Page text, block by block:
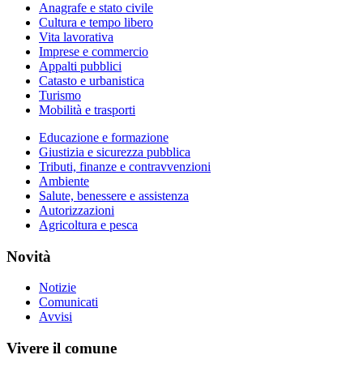
Anagrafe e stato civile
Cultura e tempo libero
Vita lavorativa
Imprese e commercio
Appalti pubblici
Catasto e urbanistica
Turismo
Mobilità e trasporti
Educazione e formazione
Giustizia e sicurezza pubblica
Tributi, finanze e contravvenzioni
Ambiente
Salute, benessere e assistenza
Autorizzazioni
Agricoltura e pesca
Novità
Notizie
Comunicati
Avvisi
Vivere il comune